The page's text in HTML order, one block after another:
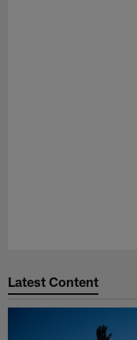
Latest Content